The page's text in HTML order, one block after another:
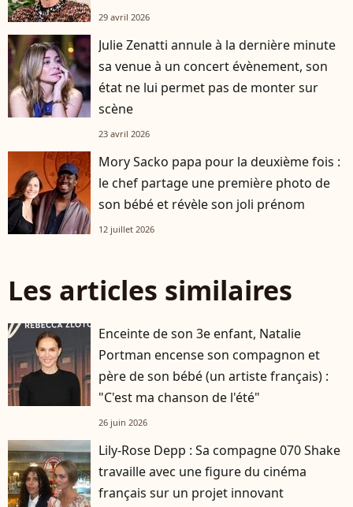
29 avril 2026
Julie Zenatti annule à la dernière minute
sa venue à un concert évènement, son
état ne lui permet pas de monter sur
scène
23 avril 2026
Mory Sacko papa pour la deuxième fois :
le chef partage une première photo de
son bébé et révèle son joli prénom
12 juillet 2026
Les articles similaires
Enceinte de son 3e enfant, Natalie
Portman encense son compagnon et
père de son bébé (un artiste français) :
"C'est ma chanson de l'été"
26 juin 2026
Lily-Rose Depp : Sa compagne 070 Shake
travaille avec une figure du cinéma
français sur un projet innovant